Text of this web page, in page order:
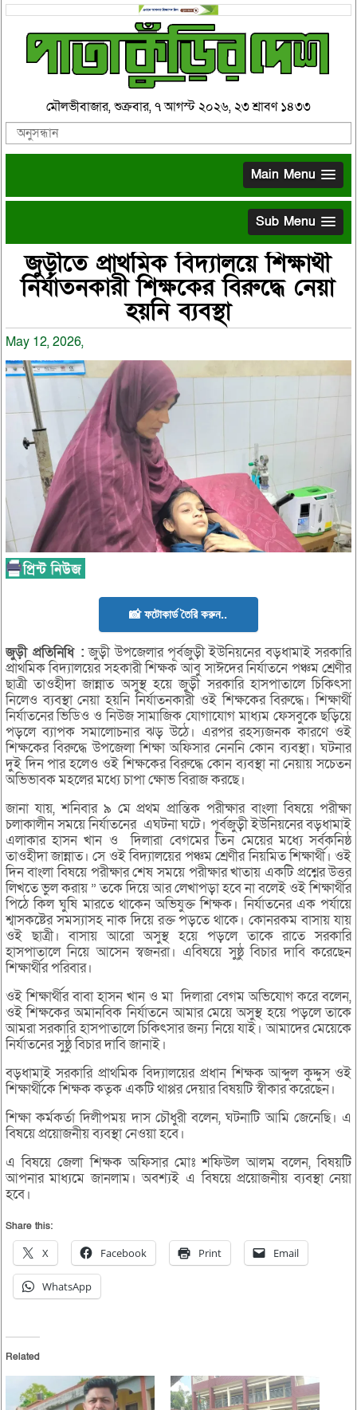
মৌলভীবাজার, শুক্রবার, ৭ আগস্ট ২০২৬, ২৩ শ্রাবণ ১৪৩৩
Main Menu
Sub Menu
জুড়ীতে প্রাথমিক বিদ্যালয়ে শিক্ষার্থী
নির্যাতনকারী শিক্ষকের বিরুদ্ধে নেয়া
হয়নি ব্যবস্থা
May 12, 2026,
📸 ফটোকার্ড তৈরি করুন..
জুড়ীপ্রতিনিধি : জুড়ী উপজেলার পূর্বজুড়ী ইউনিয়নের বড়ধামাই সরকারি
প্রাথমিক বিদ্যালয়ের সহকারী শিক্ষক আবু সাঈদের নির্যাতনে পঞ্চম শ্রেণীর
ছাত্রী তাওহীদা জান্নাত অসুস্থ হয়ে জুড়ী সরকারি হাসপাতালে চিকিৎসা
নিলেও ব্যবস্থা নেয়া হয়নি নির্যাতনকারী ওই শিক্ষকের বিরুদ্ধে। শিক্ষার্থী
নির্যাতনের ভিডিও ও নিউজ সামাজিক যোগাযোগ মাধ্যম ফেসবুকে ছড়িয়ে
পড়লে ব্যাপক সমালোচনার ঝড় উঠে। এরপর রহস্যজনক কারণে ওই
শিক্ষকের বিরুদ্ধে উপজেলা শিক্ষা অফিসার নেননি কোন ব্যবস্থা। ঘটনার
দুই দিন পার হলেও ওই শিক্ষকের বিরুদ্ধে কোন ব্যবস্থা না নেয়ায় সচেতন
অভিভাবক মহলের মধ্যে চাপা ক্ষোভ বিরাজ করছে।
জানা যায়, শনিবার ৯ মে প্রথম প্রান্তিক পরীক্ষার বাংলা বিষয়ে পরীক্ষা
চলাকালীন সময়ে নির্যাতনের এঘটনা ঘটে। পূর্বজুড়ী ইউনিয়নের বড়ধামাই
এলাকার হাসন খান ও দিলারা বেগমের তিন মেয়ের মধ্যে সর্বকনিষ্ঠ
তাওহীদা জান্নাত। সে ওই বিদ্যালয়ের পঞ্চম শ্রেণীর নিয়মিত শিক্ষার্থী। ওই
দিন বাংলা বিষয়ে পরীক্ষার শেষ সময়ে পরীক্ষার খাতায় একটি প্রশ্নের উত্তর
লিখতে ভুল করায় ” তকে দিয়ে আর লেখাপড়া হবে না বলেই ওই শিক্ষার্থীর
পিঠে কিল ঘুষি মারতে থাকেন অভিযুক্ত শিক্ষক। নির্যাতনের এক পর্যায়ে
শ্বাসকষ্টের সমস্যাসহ নাক দিয়ে রক্ত পড়তে থাকে। কোনরকম বাসায় যায়
ওই ছাত্রী। বাসায় আরো অসুস্থ হয়ে পড়লে তাকে রাতে সরকারি
হাসপাতালে নিয়ে আসেন স্বজনরা। এবিষয়ে সুষ্ঠু বিচার দাবি করেছেন
শিক্ষার্থীর পরিবার।
ওই শিক্ষার্থীর বাবা হাসন খান ও মা দিলারা বেগম অভিযোগ করে বলেন,
ওই শিক্ষকের অমানবিক নির্যাতনে আমার মেয়ে অসুস্থ হয়ে পড়লে তাকে
আমরা সরকারি হাসপাতালে চিকিৎসার জন্য নিয়ে যাই। আমাদের মেয়েকে
নির্যাতনের সুষ্ঠু বিচার দাবি জানাই।
বড়ধামাই সরকারি প্রাথমিক বিদ্যালয়ের প্রধান শিক্ষক আব্দুল কুদ্দুস ওই
শিক্ষার্থীকে শিক্ষক কতৃক একটি থাপ্পর দেয়ার বিষয়টি স্বীকার করেছেন।
শিক্ষা কর্মকর্তা দিলীপময় দাস চৌধুরী বলেন, ঘটনাটি আমি জেনেছি। এ
বিষয়ে প্রয়োজনীয় ব্যবস্থা নেওয়া হবে।
এ বিষয়ে জেলা শিক্ষক অফিসার মোঃ শফিউল আলম বলেন, বিষয়টি
আপনার মাধ্যমে জানলাম। অবশ্যই এ বিষয়ে প্রয়োজনীয় ব্যবস্থা নেয়া
হবে।
Share this:
X Facebook Print Email
WhatsApp
Related